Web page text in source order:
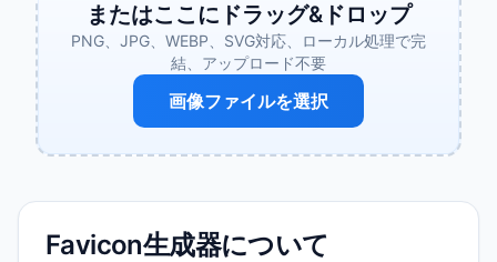
またはここにドラッグ&ドロップ
PNG、JPG、WEBP、SVG対応、ローカル処理で完
結、アップロード不要
画像ファイルを選択
Favicon生成器について